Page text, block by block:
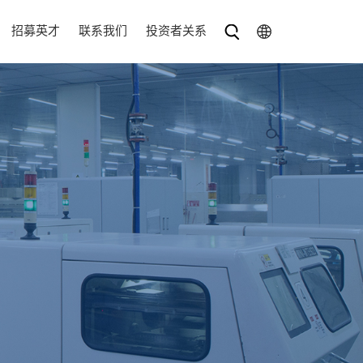
招募英才 联系我们 投资者关系